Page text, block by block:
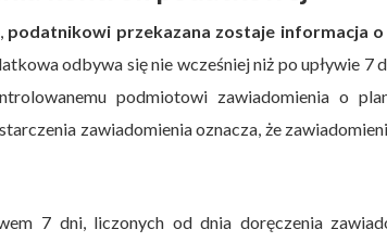
podatnikowi przekazana zostaje informacja
odbywa się nie wcześniej niż po upływie 7
podmiotowi zawiadomienia o
zawiadomienia oznacza, że
7 dni, liczonych od dnia doręczenia